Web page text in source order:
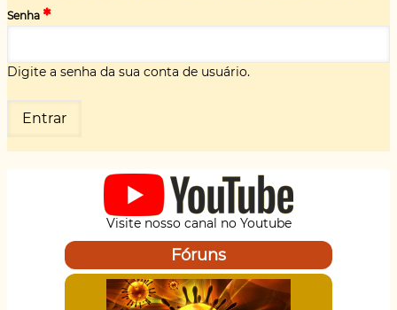
Senha
Digite a senha da sua conta de usuário.
Visite nosso canal no Youtube
Fóruns